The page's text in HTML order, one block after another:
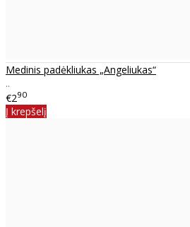
Medinis padėkliukas „Angeliukas“
..
€290
Į krepšelį